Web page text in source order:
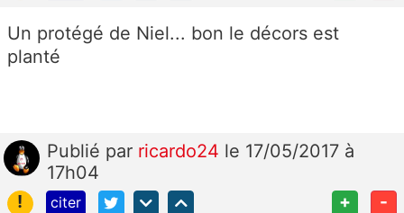
Un protégé de Niel... bon le décors est
planté
Publié par ricardo24 le 17/05/2017 à
17h04
!
citer + -